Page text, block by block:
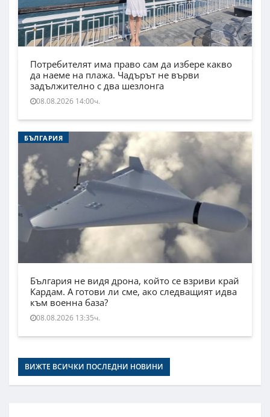
Потребителят има право сам да избере какво
да наеме на плажа. Чадърът не върви
задължително с два шезлонга
08.08.2026 14:00ч.
БЪЛГАРИЯ
България не видя дрона, който се взриви край
Кардам. А готови ли сме, ако следващият идва
към военна база?
08.08.2026 13:35ч.
ВИЖТЕ ВСИЧКИ ПОСЛЕДНИ НОВИНИ